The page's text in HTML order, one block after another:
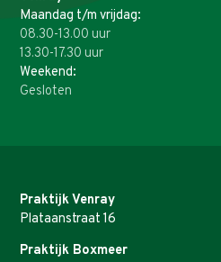
Maandag t/m vrijdag:
08.30-13.00 uur
13.30-17.30 uur
Weekend:
Gesloten
Praktijk Venray
Plataanstraat 16
Praktijk Boxmeer